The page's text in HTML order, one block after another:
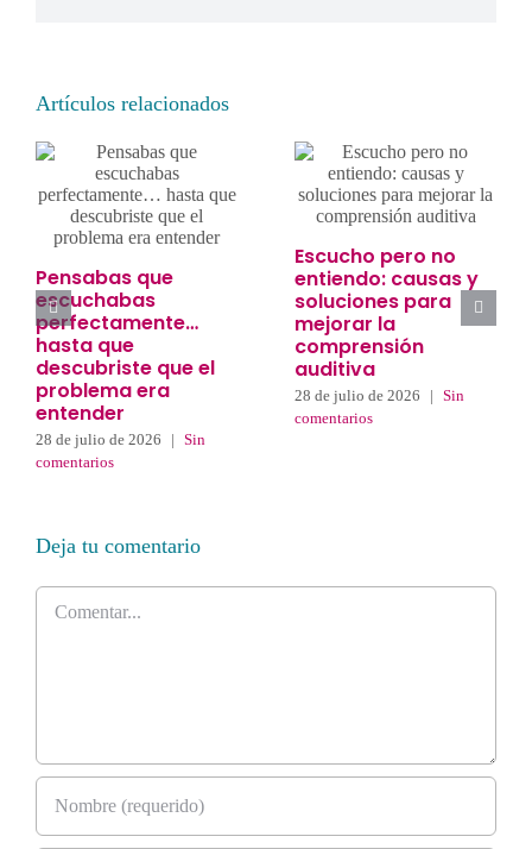
Artículos relacionados
Pensabas que
escuchabas
perfectamente…
hasta que
descubriste que el
problema era
entender
28 de julio de 2026 | Sin
comentarios
Escucho pero no
entiendo: causas y
soluciones para
mejorar la
comprensión
auditiva
28 de julio de 2026 | Sin
comentarios
Deja tu comentario
Comentar